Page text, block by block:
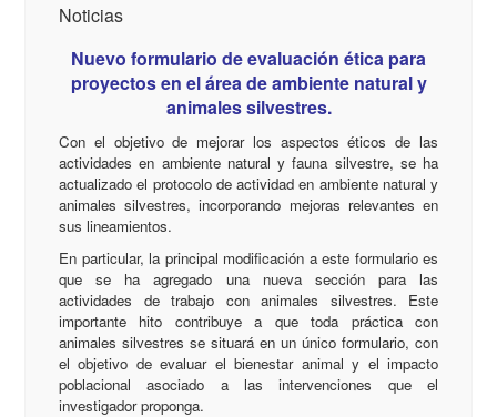
Noticias
Nuevo formulario de evaluación ética para
proyectos en el área de ambiente natural y
animales silvestres.
Con el objetivo de mejorar los aspectos éticos de las
actividades en ambiente natural y fauna silvestre, se ha
actualizado el protocolo de actividad en ambiente natural y
animales silvestres, incorporando mejoras relevantes en
sus lineamientos.
En particular, la principal modificación a este formulario es
que se ha agregado una nueva sección para las
actividades de trabajo con animales silvestres. Este
importante hito contribuye a que toda práctica con
animales silvestres se situará en un único formulario, con
el objetivo de evaluar el bienestar animal y el impacto
poblacional asociado a las intervenciones que el
investigador proponga.